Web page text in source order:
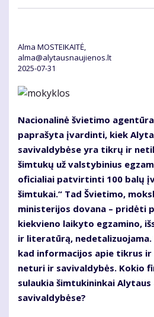
Alma MOSTEIKAITĖ,
alma@alytausnaujienos.lt
2025-07-31
Nacionalinė švietimo
paprašyta įvardinti, kiek
savivaldybėse yra tikrų ir
šimtukų už valstybinius
oficialiai patvirtinti 100 balų
šimtukai.“ Tad Švietimo,
ministerijos dovana – pridėti
kiekvieno laikyto egzamino,
ir literatūrą, nedetalizuojama.
kad informacijos apie tikrus
neturi ir savivaldybės. Kokio
sulaukia šimtukininkai
savivaldybėse?